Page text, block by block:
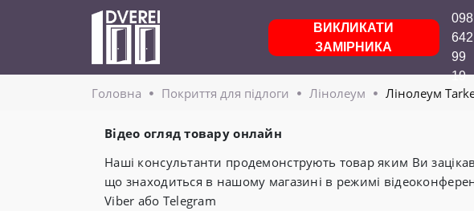
ВИКЛИКАТИ
ЗАМІРНИКА
098
642
99
19
Головнa Покриття для підлоги Лінолеум Лінолеум
Відео огляд товару онлайн
Наші консультанти продемонструють товар яким Ви
що знаходиться в нашому магазині в режимі
Viber або Telegram